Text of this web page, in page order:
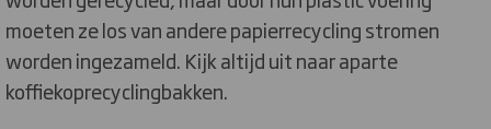
moeten ze los van andere papierrecycling stromen
worden ingezameld. Kijk altijd uit naar aparte
koffiekoprecyclingbakken.